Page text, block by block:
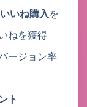
いね購入を
ねを獲得
ージョン率
ト